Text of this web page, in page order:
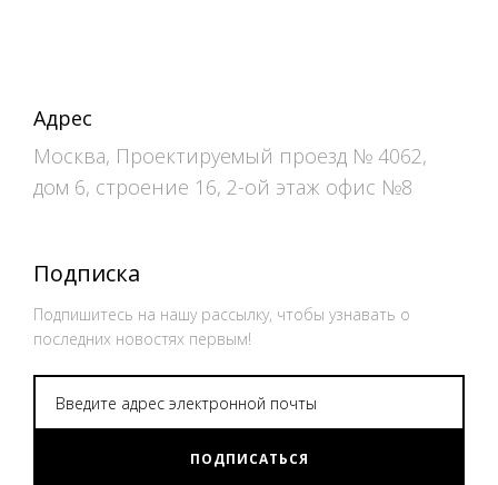
Адрес
Москва, Проектируемый проезд № 4062,
дом 6, строение 16, 2-ой этаж офис №8
Подписка
Подпишитесь на нашу рассылку, чтобы узнавать о
последних новостях первым!
ПОДПИСАТЬСЯ